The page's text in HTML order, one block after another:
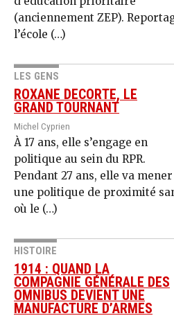
(anciennement ZEP).
l’école (…)
LES GENS
ROXANE DECORTE, LE
GRAND TOURNANT
Michel Cyprien
À 17 ans, elle s’engage en
politique au sein du RPR.
Pendant 27 ans, elle va mener
une politique de proximité
où le (…)
HISTOIRE
1914 : QUAND LA
COMPAGNIE GÉNÉRALE DES
OMNIBUS DEVIENT UNE
MANUFACTURE D’ARMES